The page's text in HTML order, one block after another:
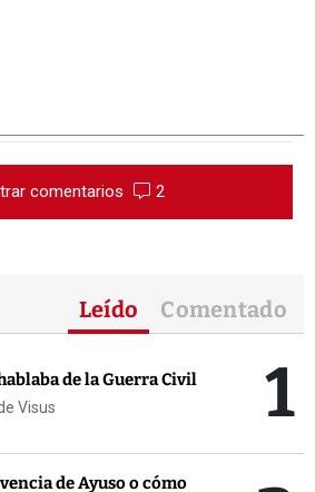
comentarios 2
Leído Comentado
de la Guerra Civil
Visus 1
de Ayuso o cómo